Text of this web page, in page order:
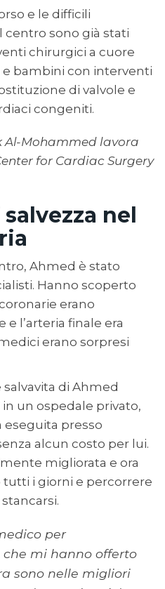
e le difficili
centro sono già stati
chirurgici a cuore
bambini con interventi
di valvole e
congeniti.
Al-Mohammed lavora
for Cardiac Surgery
nel
Ahmed è stato
Hanno scoperto
erano
l’arteria finale era
erano sorpresi
salvavita di Ahmed
un ospedale privato,
eseguita presso
alcun costo per lui.
migliorata e ora
i giorni e percorrere
per
che mi hanno offerto
sono nelle migliori